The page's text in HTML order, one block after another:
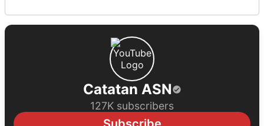
Catatan ASN
127K subscribers